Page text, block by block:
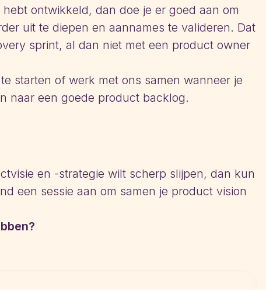
ontwikkeld, dan doe je er goed aan om
uit te diepen en aannames te valideren. Dat
sprint, al dan niet met een product owner
starten of werk met ons samen wanneer je
naar een goede product backlog.
en -strategie wilt scherp slijpen, dan kun
een sessie aan om samen je product vision